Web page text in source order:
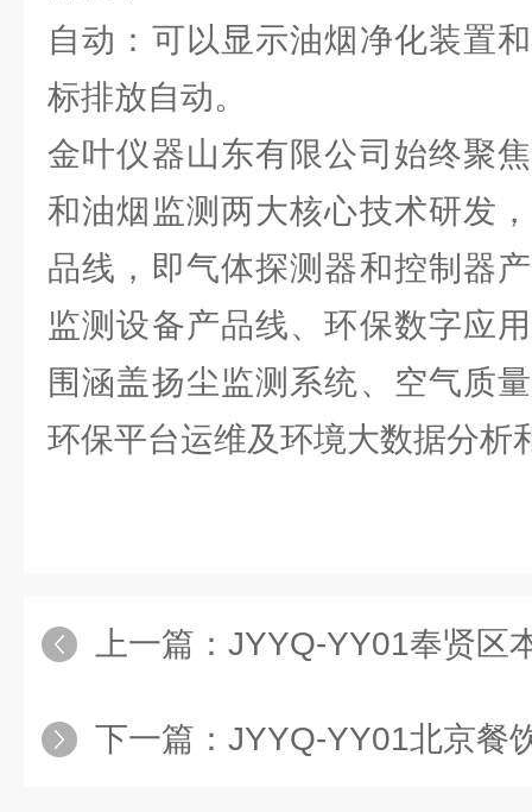
自动：可以显示油烟净化装置
标排放自动。
金叶仪器山东有限公司始终聚
和油烟监测两大核心技术研发
品线，即气体探测器和控制器
监测设备产品线、环保数字应
围涵盖扬尘监测系统、空气质
环保平台运维及环境大数据分析
上一篇： JYYQ-YY01奉贤区本
下一篇： JYYQ-YY01北京餐饮油烟